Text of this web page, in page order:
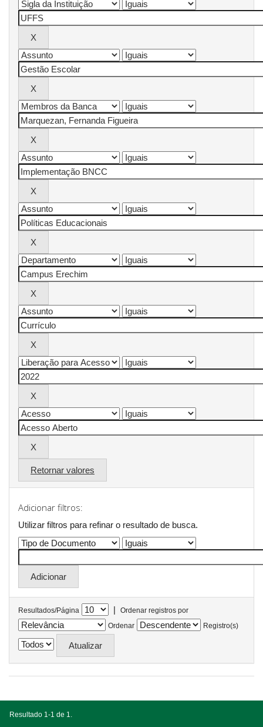
Retornar valores
Adicionar filtros:
Utilizar filtros para refinar o resultado de busca.
Resultados/Página |
Ordenar registros por
Ordenar
Registro(s)
Resultado 1-1 de 1.